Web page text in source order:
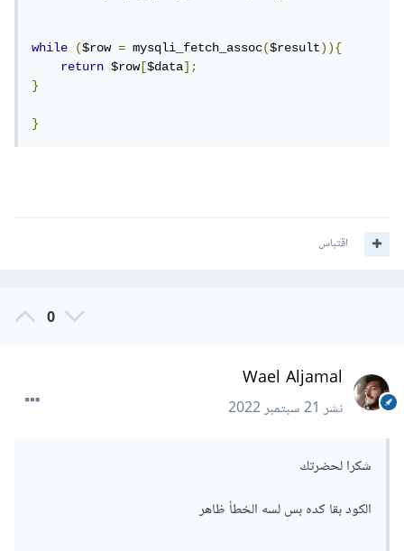
while ($row = mysqli_fetch_assoc($result)){
return $row[$data];
}
}
اقتباس
0
Wael Aljamal
نشر21 سبتمبر 2022
شكرا لحضرتك
الكود بقا كده بس لسه الخطأ ظاهر